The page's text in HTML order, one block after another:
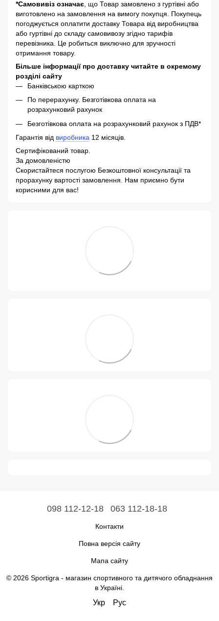
*Самовивіз означає , що Товар замовлено з гуртівні або
виготовлено на замовлення на вимогу покупця. Покупець
погоджується оплатити доставку Товара від виробництва
або гуртівні до складу самовивозу згідно тарифів
перевізника. Це робиться виключно для зручності
отримання товару.
Більше інформації про доставку читайте в окремому
розділі сайту
Банківською карткою
По перерахунку. Безготівкова оплата на
розрахунковий рахунок
Безготівкова оплата на розрахунковий рахунок з ПДВ*
Гарантія від виробника 12 місяців.
Сертифікований товар.
За домовленістю
Скористайтеся послугою Безкоштовної консультації та
прорахунку вартості замовлення. Нам приємно бути
корисними для вас!
098 112-12-18 063 112-18-18
Контакти
Повна версія сайту
Мапа сайту
© 2026 Sportigra - магазин спортивного та дитячого обладнання
в Україні
Укр Рус